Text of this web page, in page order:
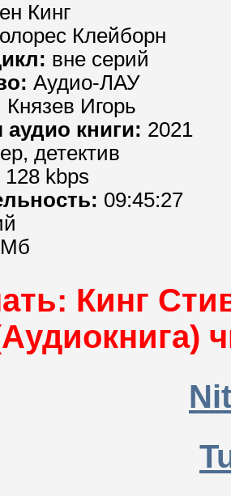
Кинг
Клейборн
вне серий
Аудио-ЛАУ
Князев Игорь
книги: 2021
детектив
128 kbps
09:45:27
Мб
Кинг